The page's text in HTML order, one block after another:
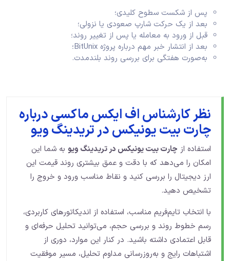
پس از شکست سطوح کلیدی؛
بعد از یک حرکت شارپ صعودی یا نزولی؛
قبل از ورود به معامله یا پس از تغییر روند؛
بعد از انتشار خبر مهم درباره پروژه BitUnix؛
به‌صورت هفتگی برای بررسی روند بلندمدت.
نظر کارشناس اف ایکس ماکسی درباره
چارت بیت یونیکس در تریدینگ ویو
استفاده از چارت بیت یونیکس در تریدینگ ویو به شما این
امکان را می‌دهد که با دقت و عمق بیشتری روند قیمت این
ارز دیجیتال را بررسی کنید و نقاط مناسب ورود و خروج را
تشخیص دهید.
با انتخاب تایم‌فریم مناسب، استفاده از اندیکاتورهای کاربردی،
رسم خطوط روند و بررسی حجم، می‌توانید تحلیل حرفه‌ای و
قابل اعتمادی داشته باشید. در کنار این موارد، دوری از
اشتباهات رایج و به‌روزرسانی مداوم تحلیل، مسیر موفقیت